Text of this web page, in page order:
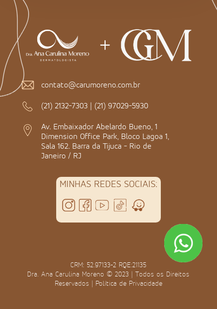
contato@carumoreno.com.br
(21) 2132-7303 | (21) 97029-5930
Av. Embaixador Abelardo Bueno, 1
Dimension Office Park, Bloco Lagoa 1,
Sala 162. Barra da Tijuca - Rio de
Janeiro / RJ
MINHAS REDES SOCIAIS:
CRM: 52.97133-2 RQE:21135
Dra. Ana Carulina Moreno © 2023 | Todos os Direitos
Reservados | Política de Privacidade